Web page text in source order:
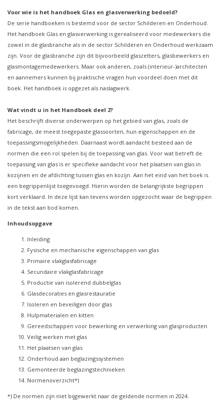
Voor wie is het handboek Glas en glasverwerking bedoeld?
De serie handboeken is bestemd voor de sector Schilderen en Onderhoud.
Het handboek Glas en glasverwerking is gerealiseerd voor medewerkers die
zowel in de glasbranche als in de sector Schilderen en Onderhoud werkzaam
zijn. Voor de glasbranche zijn dit bijvoorbeeld glaszetters, glasbewerkers en
glasmontagemedewerkers. Maar ook anderen, zoals (interieur-)architecten
en aannemers kunnen bij praktische vragen hun voordeel doen met dit
boek. Het handboek is opgezet als naslagwerk.
Wat vindt u in het Handboek deel 2?
Het beschrijft diverse onderwerpen op het gebied van glas, zoals de
fabricage, de meest toegepaste glassoorten, hun eigenschappen en de
toepassingsmogelijkheden. Daarnaast wordt aandacht besteed aan de
normen die een rol spelen bij de toepassing van glas. Voor wat betreft de
toepassing van glas is er specifieke aandacht voor het plaatsen van glas in
kozijnen en de afdichting tussen glas en kozijn. Aan het eind van het boek is
een begrippenlijst toegevoegd. Hierin worden de belangrijkste begrippen
kort verklaard. In deze lijst kan tevens worden opgezocht waar de begrippen
in de tekst aan bod komen.
Inhoudsopgave
Inleiding
Fysische en mechanische eigenschappen van glas
Primaire vlakglasfabricage
Secundaire vlakglasfabricage
Productie van isolerend dubbelglas
Glasdecoraties en glasrestauratie
Isoleren en beveiligen door glas
Hulpmaterialen en kitten
Gereedschappen voor bewerking en verwerking van glasproducten
Veilig werken met glas
Het plaatsen van glas
Onderhoud aan beglazingssystemen
Gemonteerde beglazingstechnieken
Normenoverzicht*)
*) De normen zijn niet bijgewerkt naar de geldende normen in 2024.